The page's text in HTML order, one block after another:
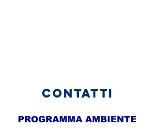
contatti
PROGRAMMA AMBIENTE